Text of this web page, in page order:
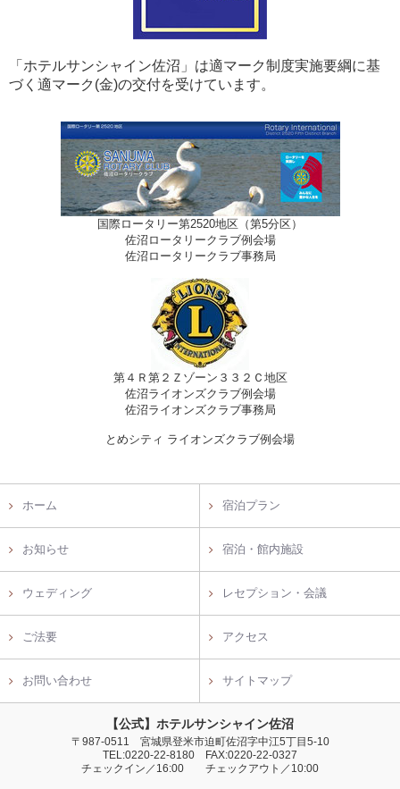
「ホテルサンシャイン佐沼」は適マーク制度実施要綱に基
づく適マーク(金)の交付を受けています。
国際ロータリー第2520地区（第5分区）
佐沼ロータリークラブ例会場
佐沼ロータリークラブ事務局
第４Ｒ第２Ｚゾーン３３２Ｃ地区
佐沼ライオンズクラブ例会場
佐沼ライオンズクラブ事務局
とめシティ ライオンズクラブ例会場
ホーム 宿泊プラン
お知らせ 宿泊・館内施設
ウェディング レセプション・会議
ご法要 アクセス
お問い合わせ サイトマップ
【公式】ホテルサンシャイン佐沼
〒987-0511 宮城県登米市迫町佐沼字中江5丁目5-10
TEL:0220-22-8180 FAX:0220-22-0327
チェックイン／16:00 チェックアウト／10:00